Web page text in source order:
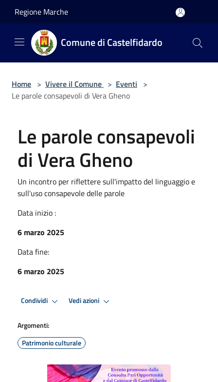
Regione Marche
Comune di Castelfidardo
Home > Vivere il Comune > Eventi >
Le parole consapevoli di Vera Gheno
Le parole consapevoli
di Vera Gheno
Un incontro per riflettere sull'impatto del linguaggio e
sull'uso consapevole delle parole
Data inizio :
6 marzo 2025
Data fine:
6 marzo 2025
Condividi Vedi azioni
Argomenti:
Patrimonio culturale